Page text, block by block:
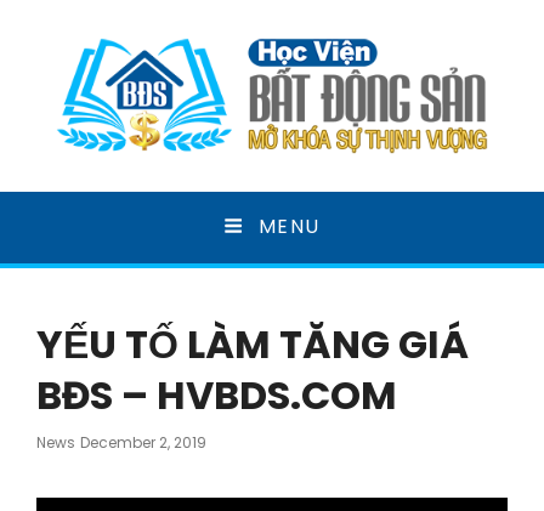
HỌC VIỆN BẤT ĐỘNG
SẢN
MENU
YẾU TỐ LÀM TĂNG GIÁ
BĐS – HVBDS.COM
News Posted
December 2, 2019